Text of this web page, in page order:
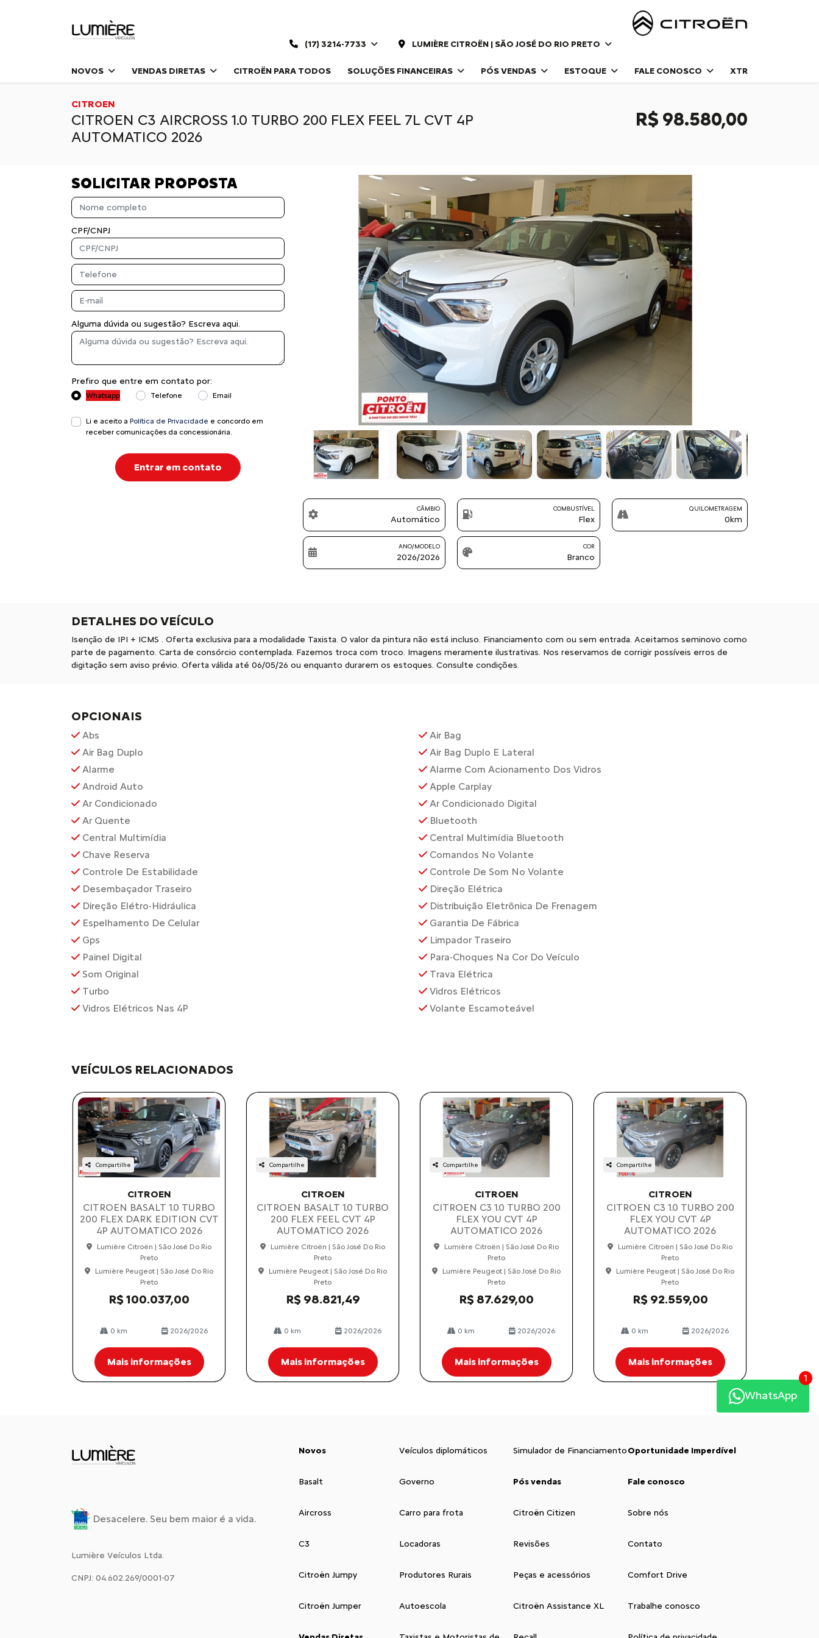
(17) 3214-7733 LUMIÈRE CITROËN | SÃO JOSÉ DO RIO PRETO
NOVOS VENDAS DIRETAS CITROËN PARA TODOS SOLUÇÕES FINANCEIRAS PÓS VENDAS ESTOQUE FALE CONOSCO XTR
CITROEN
CITROEN C3 AIRCROSS 1.0 TURBO 200 FLEX FEEL 7L CVT 4P
AUTOMATICO 2026
R$ 98.580,00
Previous
CÂMBIO
Automático
COMBUSTÍVEL
Flex
QUILOMETRAGEM
0km
ANO/MODELO
2026/2026
COR
Branco
SOLICITAR PROPOSTA
CPF/CNPJ
Alguma dúvida ou sugestão? Escreva aqui.
Prefiro que entre em contato por:
Whatsapp Telefone Email
Li e aceito a Política de Privacidade e concordo em
receber comunicações da concessionária.
Entrar em contato
DETALHES DO VEÍCULO
Isenção de IPI + ICMS . Oferta exclusiva para a modalidade Taxista. O valor da pintura não está incluso. Financiamento com ou sem entrada. Aceitamos seminovo como
parte de pagamento. Carta de consórcio contemplada. Fazemos troca com troco. Imagens meramente ilustrativas. Nos reservamos de corrigir possíveis erros de
digitação sem aviso prévio. Oferta válida até 06/05/26 ou enquanto durarem os estoques. Consulte condições.
OPCIONAIS
Abs
Air Bag
Air Bag Duplo
Air Bag Duplo E Lateral
Alarme
Alarme Com Acionamento Dos Vidros
Android Auto
Apple Carplay
Ar Condicionado
Ar Condicionado Digital
Ar Quente
Bluetooth
Central Multimídia
Central Multimídia Bluetooth
Chave Reserva
Comandos No Volante
Controle De Estabilidade
Controle De Som No Volante
Desembaçador Traseiro
Direção Elétrica
Direção Elétro-Hidráulica
Distribuição Eletrônica De Frenagem
Espelhamento De Celular
Garantia De Fábrica
Gps
Limpador Traseiro
Painel Digital
Para-Choques Na Cor Do Veículo
Som Original
Trava Elétrica
Turbo
Vidros Elétricos
Vidros Elétricos Nas 4P
Volante Escamoteável
VEÍCULOS RELACIONADOS
Compartilhe
CITROEN
CITROEN BASALT 1.0 TURBO
200 FLEX DARK EDITION CVT
4P AUTOMATICO 2026
Lumière Citroën | São José Do Rio
Preto
Lumière Peugeot | São José Do Rio
Preto
R$ 100.037,00
0 km 2026/2026
Mais informações
Compartilhe
CITROEN
CITROEN BASALT 1.0 TURBO
200 FLEX FEEL CVT 4P
AUTOMATICO 2026
Lumière Citroën | São José Do Rio
Preto
Lumière Peugeot | São José Do Rio
Preto
R$ 98.821,49
0 km 2026/2026
Mais informações
Compartilhe
CITROEN
CITROEN C3 1.0 TURBO 200
FLEX YOU CVT 4P
AUTOMATICO 2026
Lumière Citroën | São José Do Rio
Preto
Lumière Peugeot | São José Do Rio
Preto
R$ 87.629,00
0 km 2026/2026
Mais informações
Compartilhe
CITROEN
CITROEN C3 1.0 TURBO 200
FLEX YOU CVT 4P
AUTOMATICO 2026
Lumière Citroën | São José Do Rio
Preto
Lumière Peugeot | São José Do Rio
Preto
R$ 92.559,00
0 km 2026/2026
Mais informações
Desacelere. Seu bem maior é a vida.
Lumière Veículos Ltda.
CNPJ: 04.602.269/0001-07
Novos
Basalt
Aircross
C3
Citroën Jumpy
Citroën Jumper
Veículos diplomáticos
Governo
Carro para frota
Locadoras
Produtores Rurais
Autoescola
Simulador de Financiamento
Pós vendas
Citroën Citizen
Revisões
Peças e acessórios
Citroën Assistance XL
Oportunidade Imperdível
Fale conosco
Sobre nós
Contato
Comfort Drive
Trabalhe conosco
WhatsApp
1